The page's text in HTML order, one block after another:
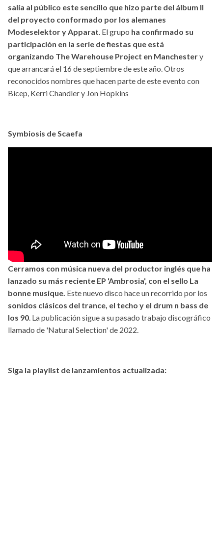
salía al público este sencillo que hizo parte del álbum II
del proyecto conformado por los alemanes
Modeselektor y Apparat. El grupo ha confirmado su
participación en la serie de fiestas que está
organizando The Warehouse Project en Manchestery
que arrancará el 16 de septiembre de este año. Otros
reconocidos nombres que hacen parte de este evento con
Bicep, Kerri Chandler y Jon Hopkins
Symbiosis de Scaefa
Cerramos con música nueva del productor inglés que ha
lanzado su más reciente EP 'Ambrosia', con el sello La
bonne musique. Este nuevo disco hace un recorrido por los
sonidos clásicos del trance, el techo y el drum n bass de
los 90. La publicación sigue a su pasado trabajo discográfico
llamado de 'Natural Selection' de 2022.
Siga la playlist de lanzamientos actualizada: